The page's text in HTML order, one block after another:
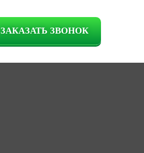
ЗАКАЗАТЬ ЗВОНОК